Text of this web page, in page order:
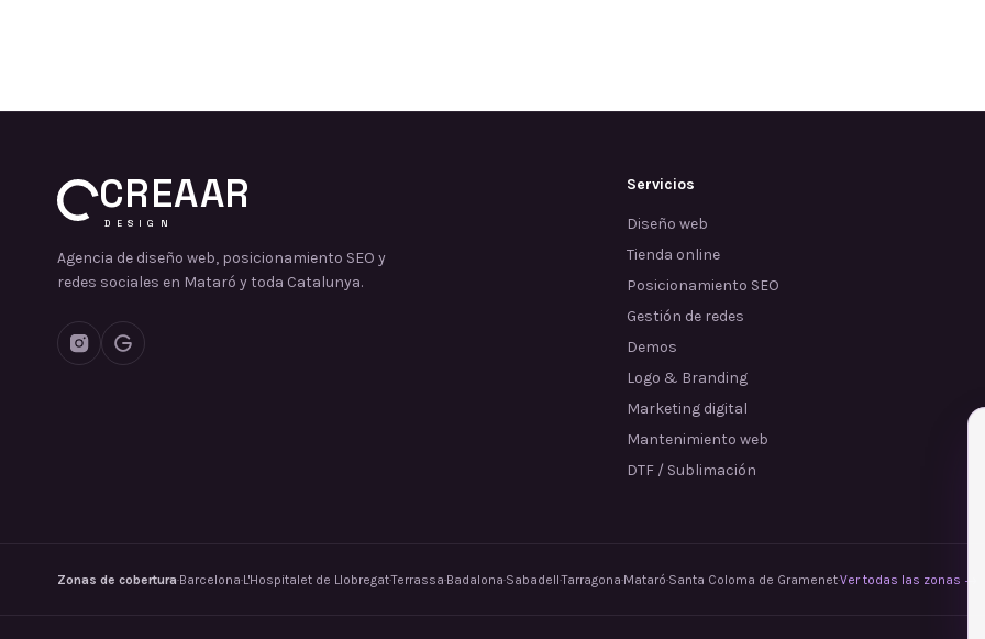
CREAAR
DESIGN
Agencia de diseño web, posicionamiento SEO y
redes sociales en Mataró y toda Catalunya.
Servicios
Diseño web
Tienda online
Posicionamiento SEO
Gestión de redes
Demos
Logo & Branding
Marketing digital
Mantenimiento web
DTF / Sublimación
Zonas de cobertura·Barcelona·L'Hospitalet de Llobregat·Terrassa·Badalona·Sabadell·Tarragona·Mataró·Santa Coloma de Gramenet·Ver todas las zonas →